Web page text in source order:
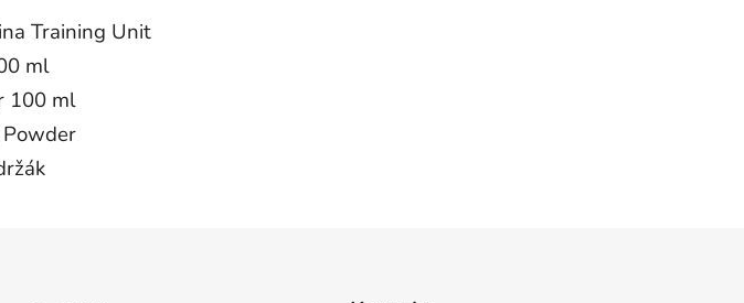
Training Unit
ml
100 ml